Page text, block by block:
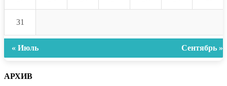
31
« Июль Сентябрь »
АРХИВ